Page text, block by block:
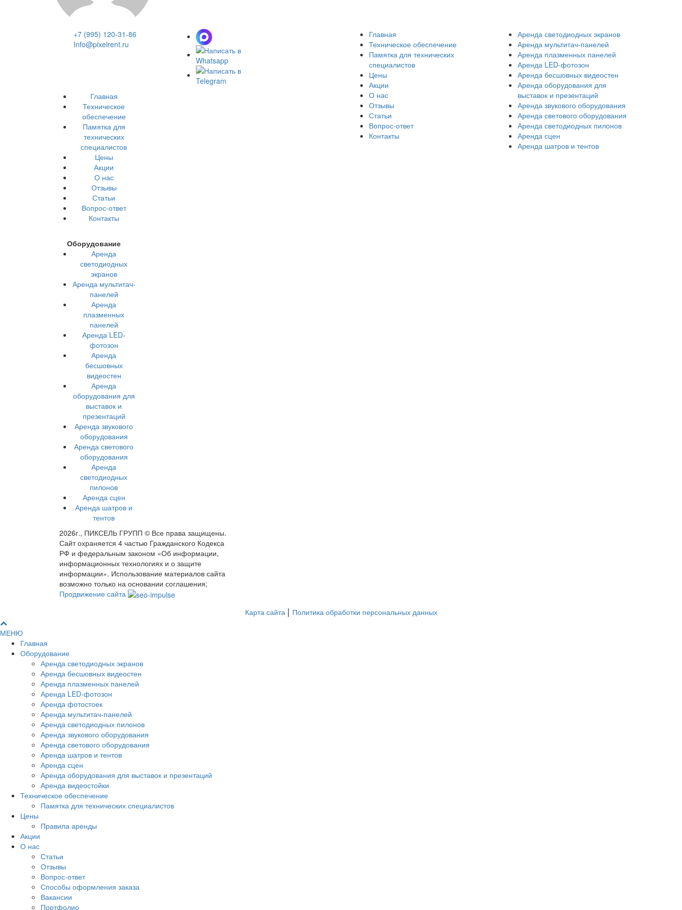
+7 (995) 120-31-86
Info@pixelrent.ru
Главная
Техническое
обеспечение
Памятка для
технических
специалистов
Цены
Акции
О нас
Отзывы
Статьи
Вопрос-ответ
Контакты
Оборудование
Аренда
светодиодных
экранов
Аренда мультитач-
панелей
Аренда
плазменных
панелей
Аренда LED-
фотозон
Аренда
бесшовных
видеостен
Аренда
оборудования для
выставок и
презентаций
Аренда звукового
оборудования
Аренда светового
оборудования
Аренда
светодиодных
пилонов
Аренда сцен
Аренда шатров и
тентов
2026г., ПИКСЕЛЬ ГРУПП © Все права защищены.
Сайт охраняется 4 частью Гражданского Кодекса
РФ и федеральным законом «Об информации,
информационных технологиях и о защите
информации». Использование материалов сайта
возможно только на основании соглашения;
Продвижение сайта
Главная
Техническое обеспечение
Памятка для технических
специалистов
Цены
Акции
О нас
Отзывы
Статьи
Вопрос-ответ
Контакты
Аренда светодиодных экранов
Аренда мультитач-панелей
Аренда плазменных панелей
Аренда LED-фотозон
Аренда бесшовных видеостен
Аренда оборудования для
выставок и презентаций
Аренда звукового оборудования
Аренда светового оборудования
Аренда светодиодных пилонов
Аренда сцен
Аренда шатров и тентов
Карта сайта | Политика обработки персональных данных
МЕНЮ
Главная
Оборудование
Аренда светодиодных экранов
Аренда бесшовных видеостен
Аренда плазменных панелей
Аренда LED-фотозон
Аренда фотостоек
Аренда мультитач-панелей
Аренда светодиодных пилонов
Аренда звукового оборудования
Аренда светового оборудования
Аренда шатров и тентов
Аренда сцен
Аренда оборудования для выставок и презентаций
Аренда видеостойки
Техническое обеспечение
Памятка для технических специалистов
Цены
Правила аренды
Акции
О нас
Статьи
Отзывы
Вопрос-ответ
Способы оформления заказа
Вакансии
Портфолио